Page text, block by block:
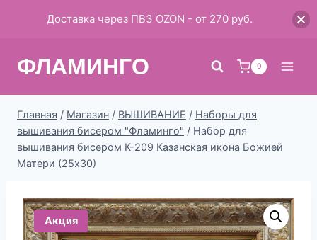
ФЛАМИНГО 0
Главная / Магазин / ВЫШИВАНИЕ / Наборы для
вышивания бисером "Фламинго" / Набор для
вышивания бисером К-209 Казанская икона Божией
Матери (25х30)
Акция
Доставка через ПВЗ OZON - от 270 руб.